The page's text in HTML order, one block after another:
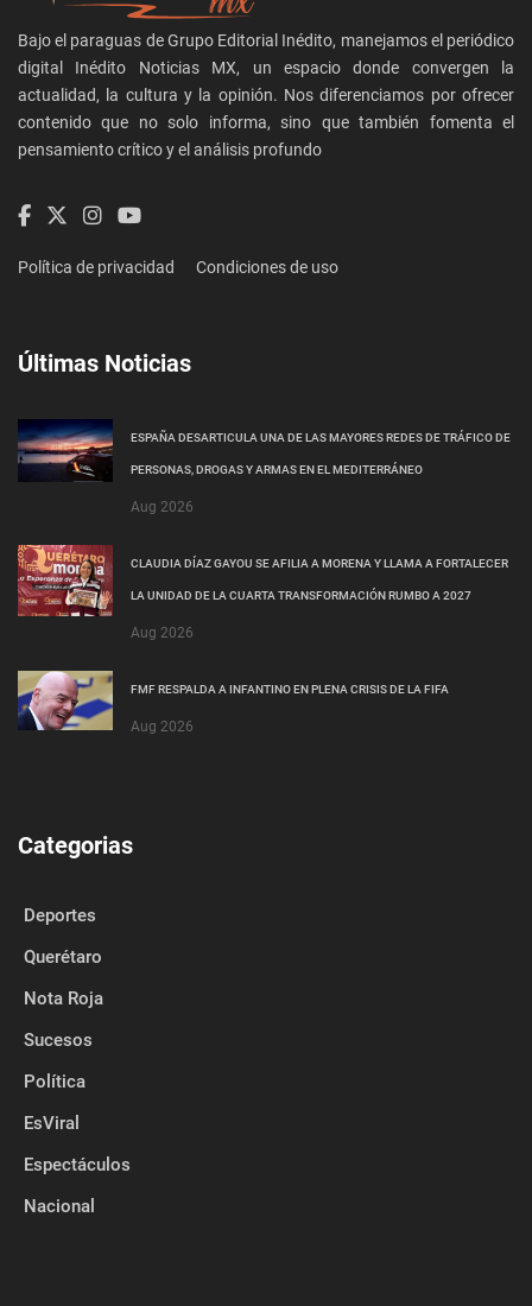
Bajo el paraguas de Grupo Editorial Inédito, manejamos el periódico
digital Inédito Noticias MX, un espacio donde convergen la
actualidad, la cultura y la opinión. Nos diferenciamos por ofrecer
contenido que no solo informa, sino que también fomenta el
pensamiento crítico y el análisis profundo
Política de privacidad Condiciones de uso
Últimas Noticias
ESPAÑA DESARTICULA UNA DE LAS MAYORES REDES DE TRÁFICO DE
PERSONAS, DROGAS Y ARMAS EN EL MEDITERRÁNEO
Aug 2026
CLAUDIA DÍAZ GAYOU SE AFILIA A MORENA Y LLAMA A FORTALECER
LA UNIDAD DE LA CUARTA TRANSFORMACIÓN RUMBO A 2027
Aug 2026
FMF RESPALDA A INFANTINO EN PLENA CRISIS DE LA FIFA
Aug 2026
Categorias
Deportes
Querétaro
Nota Roja
Sucesos
Política
EsViral
Espectáculos
Nacional